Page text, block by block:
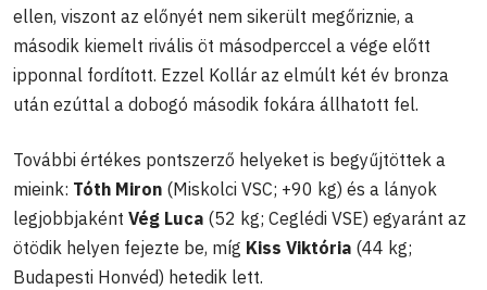
ellen, viszont az előnyét nem sikerült megőriznie, a
második kiemelt rivális öt másodperccel a vége előtt
ipponnal fordított. Ezzel Kollár az elmúlt két év bronza
után ezúttal a dobogó második fokára állhatott fel.
További értékes pontszerző helyeket is begyűjtöttek a
mieink: Tóth Miron (Miskolci VSC; +90 kg) és a lányok
legjobbjaként Vég Luca (52 kg; Ceglédi VSE) egyaránt az
ötödik helyen fejezte be, míg Kiss Viktória (44 kg;
Budapesti Honvéd) hetedik lett.